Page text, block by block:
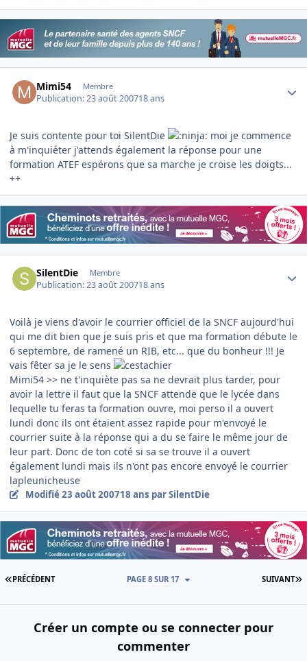
Mimi54 Membre
Publication:23 août 200718 ans
Je suis contente pour toi SilentDie
moi je commence
à m'inquiéter j'attends également la réponse pour une
formation ATEF espérons que sa marche je croise les doigts...
++
SilentDie Membre
Publication:23 août 200718 ans
Voilà je viens d'avoir le courrier officiel de la SNCF aujourd'hui
qui me dit bien que je suis pris et que ma formation débute le
6 septembre, de ramené un RIB, etc... que du bonheur !!! Je
vais fêter sa je le sens
Mimi54 >> ne t'inquiète pas sa ne devrait plus tarder, pour
avoir la lettre il faut que la SNCF attende que le lycée dans
lequelle tu feras ta formation ouvre, moi perso il a ouvert
lundi donc ils ont étaient assez rapide pour m'envoyé le
courrier suite à la réponse qui a du se faire le même jour de
leur part. Donc de ton coté si sa se trouve il a ouvert
également lundi mais ils n'ont pas encore envoyé le courrier
lapleunicheuse
Modifié23 août 200718 ans par SilentDie
PREMIÈRE PAGE
PRÉCÉDENT SUIVANT
PAGE 8 SUR 17
Créer un compte ou se connecter pour
commenter